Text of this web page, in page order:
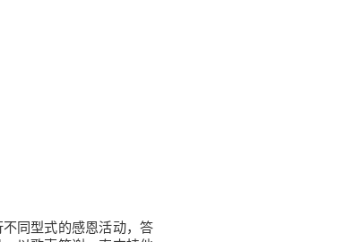
同型式的感恩活动，答